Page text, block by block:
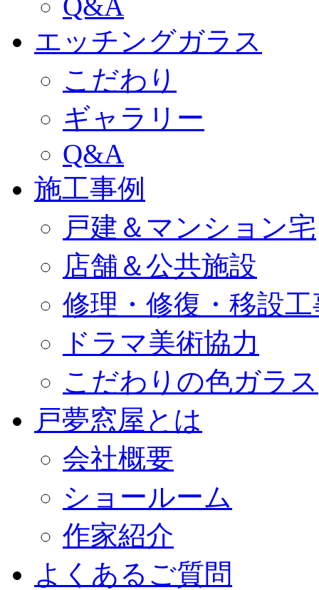
エッチングガラス
こだわり
ギャラリー
Q&A
施工事例
戸建＆マンション宅
店舗＆公共施設
修理・修復・移設工
ドラマ美術協力
こだわりの色ガラス
戸夢窓屋とは
会社概要
ショールーム
作家紹介
よくあるご質問